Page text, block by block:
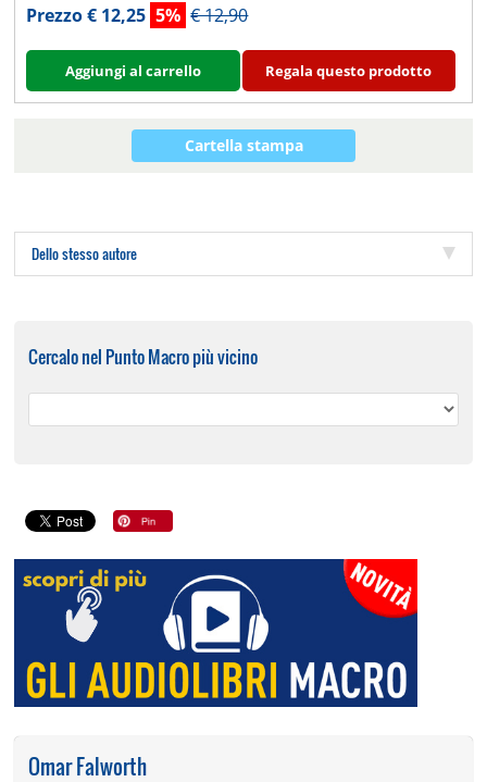
Prezzo € 12,25 5% € 12,90
Aggiungi al carrello Regala questo prodotto
Cartella stampa
Dello stesso autore
Cercalo nel Punto Macro più vicino
Omar Falworth